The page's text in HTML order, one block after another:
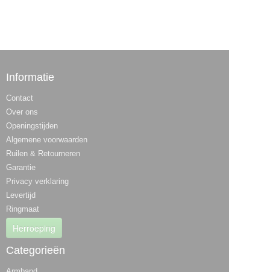
Informatie
Contact
Over ons
Openingstijden
Algemene voorwaarden
Ruilen & Retourneren
Garantie
Privacy verklaring
Levertijd
Ringmaat
Herroeping
Categorieën